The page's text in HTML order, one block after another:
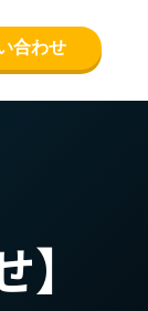
合わせ